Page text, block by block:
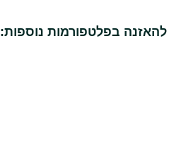
להאזנה בפלטפורמות נוספות: